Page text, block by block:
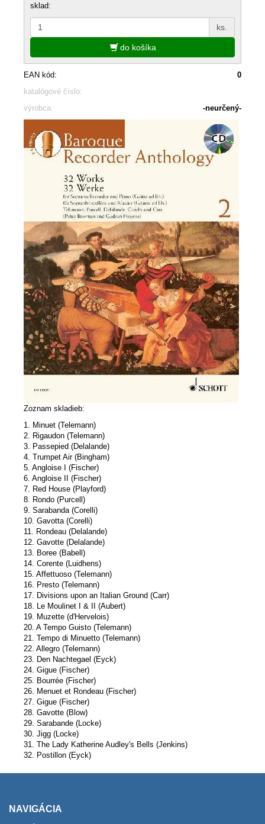
sklad:
ks.
do košíka
EAN kód:
0
katalógové číslo:
výrobca:
-neurčený-
Zoznam skladieb:
1. Minuet (Telemann)
2. Rigaudon (Telemann)
3. Passepied (Delalande)
4. Trumpet Air (Bingham)
5. Angloise I (Fischer)
6. Angloise II (Fischer)
7. Red House (Playford)
8. Rondo (Purcell)
9. Sarabanda (Corelli)
10. Gavotta (Corelli)
11. Rondeau (Delalande)
12. Gavotte (Delalande)
13. Boree (Babell)
14. Corente (Luidhens)
15. Affettuoso (Telemann)
16. Presto (Telemann)
17. Divisions upon an Italian Ground (Carr)
18. Le Moulinet I & II (Aubert)
19. Muzette (d'Hervelois)
20. A Tempo Guisto (Telemann)
21. Tempo di Minuetto (Telemann)
22. Allegro (Telemann)
23. Den Nachtegael (Eyck)
24. Gigue (Fischer)
25. Bourrée (Fischer)
26. Menuet et Rondeau (Fischer)
27. Gigue (Fischer)
28. Gavotte (Blow)
29. Sarabande (Locke)
30. Jigg (Locke)
31. The Lady Katherine Audley's Bells (Jenkins)
32. Postillon (Eyck)
NAVIGÁCIA